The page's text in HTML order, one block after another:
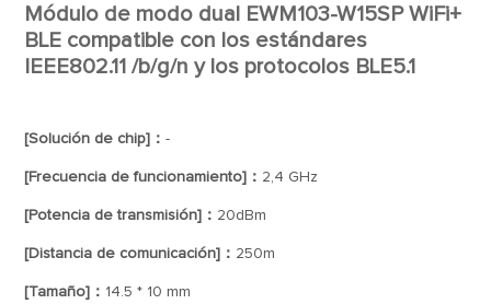
Módulo de modo dual EWM103-W15SP WiFi+
BLE compatible con los estándares
IEEE802.11 /b/g/n y los protocolos BLE5.1
[Solución de chip]：-
[Frecuencia de funcionamiento]： 2,4 GHz
[Potencia de transmisión]： 20dBm
[Distancia de comunicación]： 250m
[Tamaño]： 14.5 * 10 mm